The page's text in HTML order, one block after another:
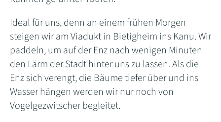
Ideal für uns, denn an einem frühen Morgen
steigen wir am Viadukt in Bietigheim ins Kanu. Wir
paddeln, um auf der Enz nach wenigen Minuten
den Lärm der Stadt hinter uns zu lassen. Als die
Enz sich verengt, die Bäume tiefer über und ins
Wasser hängen werden wir nur noch von
Vogelgezwitscher begleitet.